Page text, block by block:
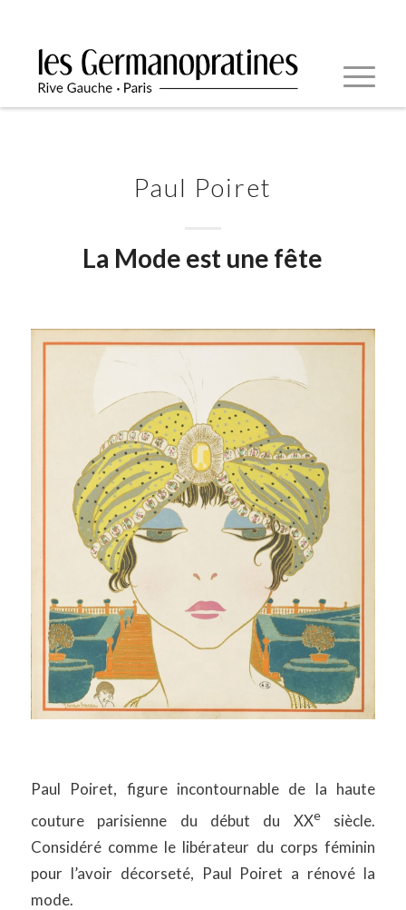
Paul Poiret
La Mode est une fête
Paul Poiret, figure incontournable de la haute
couture parisienne du début du XXesiècle.
Considéré comme le libérateur du corps féminin
pour l’avoir décorseté, Paul Poiret a rénové la
mode.